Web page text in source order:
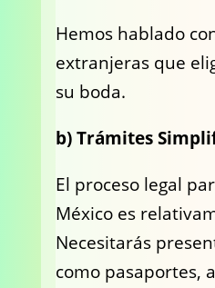
Hemos hablado
extranjeras que
su boda.
b) Trámites
El proceso legal
México es
Necesitarás
como pasaportes,